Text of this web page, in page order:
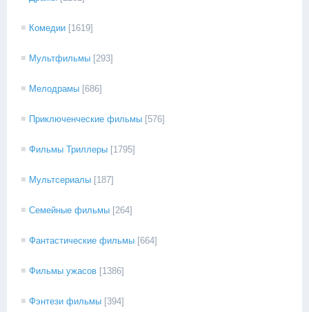
Комедии [1619]
Мультфильмы [293]
Мелодрамы [686]
Приключенческие фильмы [576]
Фильмы Триллеры [1795]
Мультсериалы [187]
Семейные фильмы [264]
Фантастические фильмы [664]
Фильмы ужасов [1386]
Фэнтези фильмы [394]